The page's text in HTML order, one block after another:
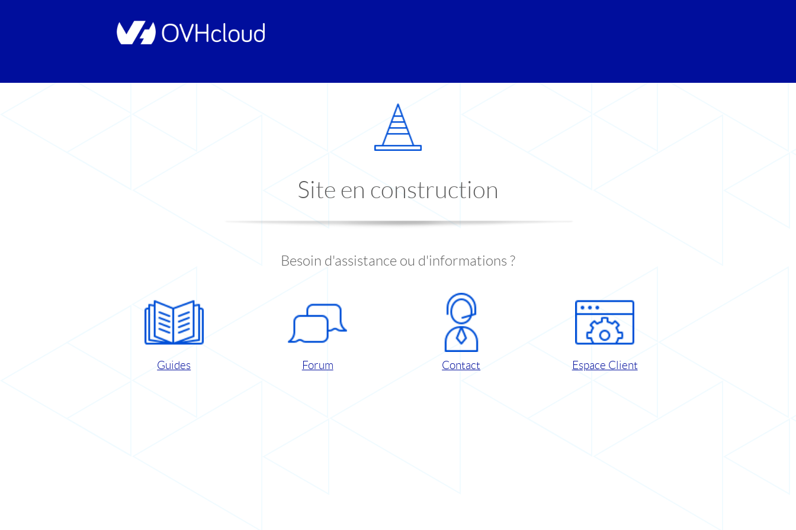
Site en construction
Besoin d'assistance ou d'informations ?
Guides Forum Contact Espace Client